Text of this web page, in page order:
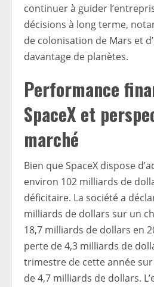
continuer à guider
décisions à long terme,
de colonisation de Mars et
davantage de planètes.
Performance
SpaceX et
marché
Bien que SpaceX dispose
environ 102 milliards de
déficitaire. La société a
milliards de dollars sur un
18,7 milliards de dollars en
perte de 4,3 milliards de
trimestre de cette année
de 4,7 milliards de dollars.